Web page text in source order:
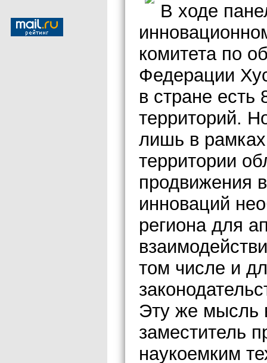
В ходе
комитета по
Федерации
в стране есть
территорий.
лишь в
территории
продвижения
инноваций
региона для
том числе и
Эту же мысль
заместитель
наукоемким